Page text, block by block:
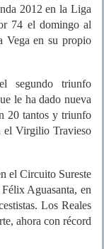
2012 en la Liga
74 el domingo al
Vega en su propio
segundo triunfo
le ha dado nueva
20 tantos y triunfo
el Virgilio Travieso
el Circuito Sureste
Aguasanta, en
Los Reales
ahora con récord